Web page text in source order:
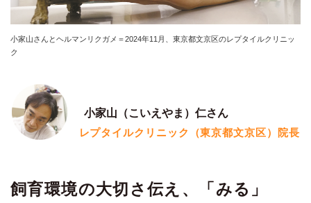
小家山さんとヘルマンリクガメ＝2024年11月、東京都文京区のレプタイルクリニッ
ク
小家山（こいえやま）仁さん
レプタイルクリニック（東京都文京区）院長
飼育環境の大切さ伝え、「みる」